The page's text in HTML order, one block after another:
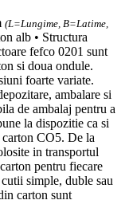
(L=Lungime, B=Latime,
alb • Structura
fefco 0201 sunt
si doua ondule.
foarte variate.
ambalare si
de ambalaj pentru a
la dispozitie ca si
CO5. De la
in transportul
pentru fiecare
simple, duble sau
carton sunt